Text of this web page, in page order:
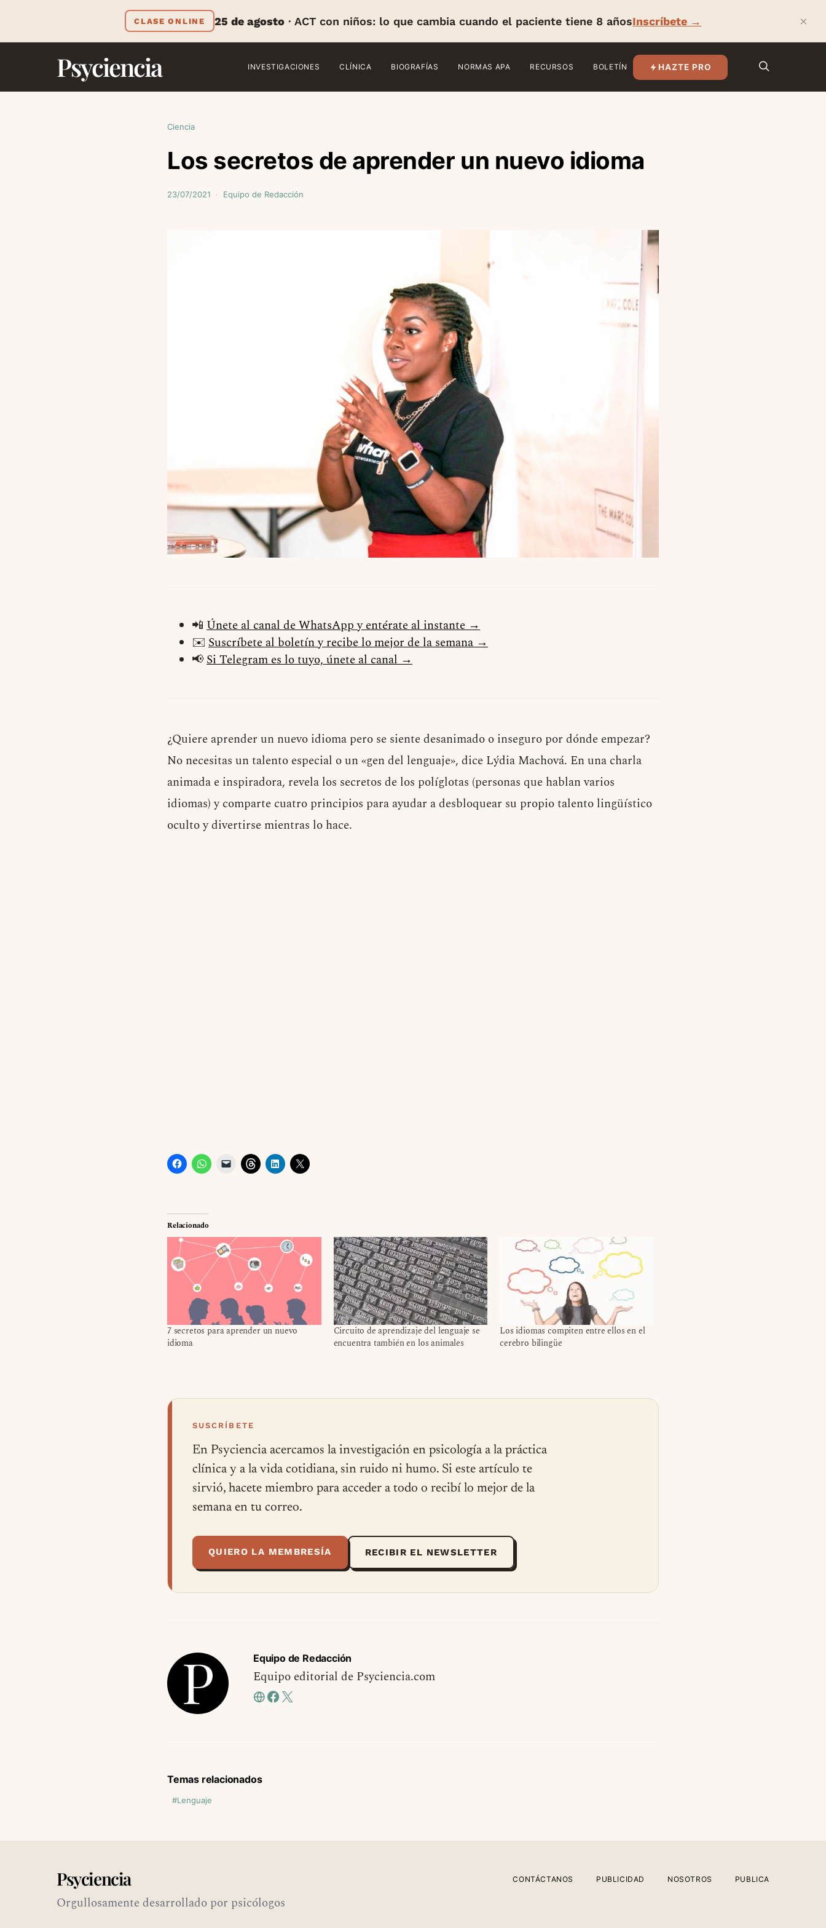
CLASE ONLINE 25 de agosto · ACT con niños: lo que cambia cuando el paciente tiene 8 añosInscríbete → ×
Psyciencia INVESTIGACIONES CLÍNICA BIOGRAFÍAS NORMAS APA RECURSOS BOLETÍN HAZTE PRO
Ciencia
Los secretos de aprender un nuevo idioma
23/07/2021 Equipo de Redacción
📲 Únete al canal de WhatsApp y entérate al instante →
✉️ Suscríbete al boletín y recibe lo mejor de la semana →
📢Si Telegram es lo tuyo, únete al canal →
¿Quiere aprender un nuevo idioma pero se siente desanimado o inseguro por dónde empezar?
No necesitas un talento especial o un «gen del lenguaje», dice Lýdia Machová. En una charla
animada e inspiradora, revela los secretos de los políglotas (personas que hablan varios
idiomas) y comparte cuatro principios para ayudar a desbloquear su propio talento lingüístico
oculto y divertirse mientras lo hace.
Relacionado
7 secretos para aprender un nuevo
idioma
Circuito de aprendizaje del lenguaje se
encuentra también en los animales
Los idiomas compiten entre ellos en el
cerebro bilingüe
SUSCRÍBETE
En Psyciencia acercamos la investigación en psicología a la práctica
clínica y a la vida cotidiana, sin ruido ni humo. Si este artículo te
sirvió, hacete miembro para acceder a todo o recibí lo mejor de la
semana en tu correo.
QUIERO LA MEMBRESÍA RECIBIR EL NEWSLETTER
Equipo de Redacción
Equipo editorial de Psyciencia.com
Temas relacionados
Lenguaje
Psyciencia CONTÁCTANOS PUBLICIDAD NOSOTROS PUBLICA
Orgullosamente desarrollado por psicólogos